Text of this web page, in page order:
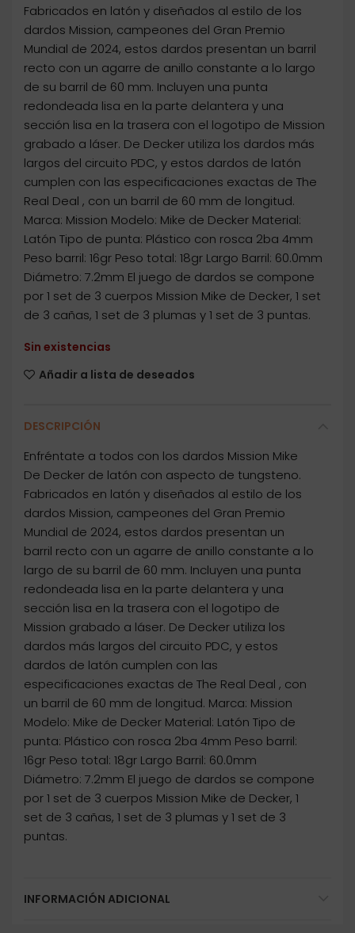
Fabricados en latón y diseñados al estilo de los
dardos Mission, campeones del Gran Premio
Mundial de 2024, estos dardos presentan un barril
recto con un agarre de anillo constante a lo largo
de su barril de 60 mm. Incluyen una punta
redondeada lisa en la parte delantera y una
sección lisa en la trasera con el logotipo de Mission
grabado a láser. De Decker utiliza los dardos más
largos del circuito PDC, y estos dardos de latón
cumplen con las especificaciones exactas de The
Real Deal , con un barril de 60 mm de longitud.
Marca: Mission Modelo: Mike de Decker Material:
Latón Tipo de punta: Plástico con rosca 2ba 4mm
Peso barril: 16gr Peso total: 18gr Largo Barril: 60.0mm
Diámetro: 7.2mm El juego de dardos se compone
por 1 set de 3 cuerpos Mission Mike de Decker, 1 set
de 3 cañas, 1 set de 3 plumas y 1 set de 3 puntas.
Sin existencias
Añadir a lista de deseados
DESCRIPCIÓN
Enfréntate a todos con los dardos Mission Mike
De Decker de latón con aspecto de tungsteno.
Fabricados en latón y diseñados al estilo de los
dardos Mission, campeones del Gran Premio
Mundial de 2024, estos dardos presentan un
barril recto con un agarre de anillo constante a lo
largo de su barril de 60 mm. Incluyen una punta
redondeada lisa en la parte delantera y una
sección lisa en la trasera con el logotipo de
Mission grabado a láser. De Decker utiliza los
dardos más largos del circuito PDC, y estos
dardos de latón cumplen con las
especificaciones exactas de The Real Deal , con
un barril de 60 mm de longitud. Marca: Mission
Modelo: Mike de Decker Material: Latón Tipo de
punta: Plástico con rosca 2ba 4mm Peso barril:
16gr Peso total: 18gr Largo Barril: 60.0mm
Diámetro: 7.2mm El juego de dardos se compone
por 1 set de 3 cuerpos Mission Mike de Decker, 1
set de 3 cañas, 1 set de 3 plumas y 1 set de 3
puntas.
INFORMACIÓN ADICIONAL